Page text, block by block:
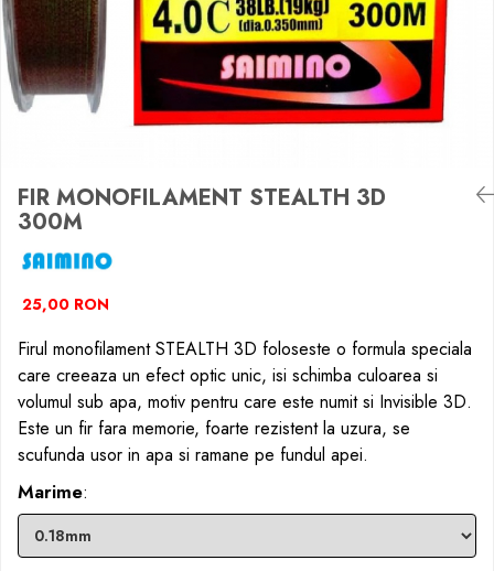
Alune tigrate
Semnalizare și suport
Rod pod
Senzori pescuit
Picheți pescuit
Monturi și componente
Accesorii crap
Monturi crap
Pungi PVA
Accesorii diverse
Vartej pescuit
Agrafe pescuit
Opritoare pescuit
Crosete si burghie pescuit
Foarfeca pescuit
Pelete
Pop-up
Wafters
Alune tigrate
Suport feeder
Vartej pescuit
Agrafe pescuit
Opritoare pescuit
Crosete si burghie pescuit
Foarfeca pescuit
Cleste pescuit
Vartej pescuit
Agrafe pescuit
Rig pescuit
Cleste pescuit
Cleste pescuit
Tub antitangle
Foarfeca pescuit
Cleste pescuit
Tub antitangle
Momeala fitofag
Momeala novac
Momeli artificiale
Momeala feeder
Pufuleti
Porumb
Papanele
Dipuri pescuit
Alune tigrate
FIR MONOFILAMENT STEALTH 3D
300M
25,00 RON
Firul monofilament STEALTH 3D foloseste o formula speciala
care creeaza un efect optic unic, isi schimba culoarea si
volumul sub apa, motiv pentru care este numit si Invisible 3D.
Este un fir fara memorie, foarte rezistent la uzura, se
scufunda usor in apa si ramane pe fundul apei.
Marime: